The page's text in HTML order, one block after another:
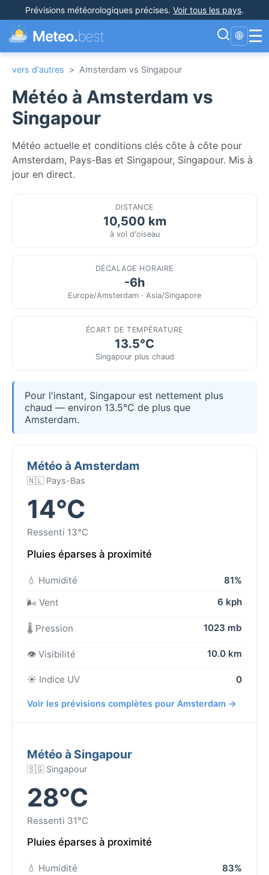
Prévisions météorologiques précises. Voir tous les pays.
Meteo.best 🌐 ☰
vers d'autres > Amsterdam vs Singapour
Météo à Amsterdam vs
Singapour
Météo actuelle et conditions clés côte à côte pour
Amsterdam, Pays-Bas et Singapour, Singapour. Mis à
jour en direct.
DISTANCE
10,500 km
à vol d'oiseau
DÉCALAGE HORAIRE
-6h
Europe/Amsterdam · Asia/Singapore
ÉCART DE TEMPÉRATURE
13.5°C
Singapour plus chaud
Pour l'instant, Singapour est nettement plus
chaud — environ 13.5°C de plus que
Amsterdam.
Météo à Amsterdam
🇳🇱 Pays-Bas
14°C
Ressenti 13°C
Pluies éparses à proximité
💧 Humidité
81%
🌬️ Vent
6 kph
🌡️ Pression 1023 mb
👁️ Visibilité 10.0 km
☀️ Indice UV 0
Voir les prévisions complètes pour Amsterdam →
Météo à Singapour
🇸🇬 Singapour
28°C
Ressenti 31°C
Pluies éparses à proximité
💧 Humidité
83%